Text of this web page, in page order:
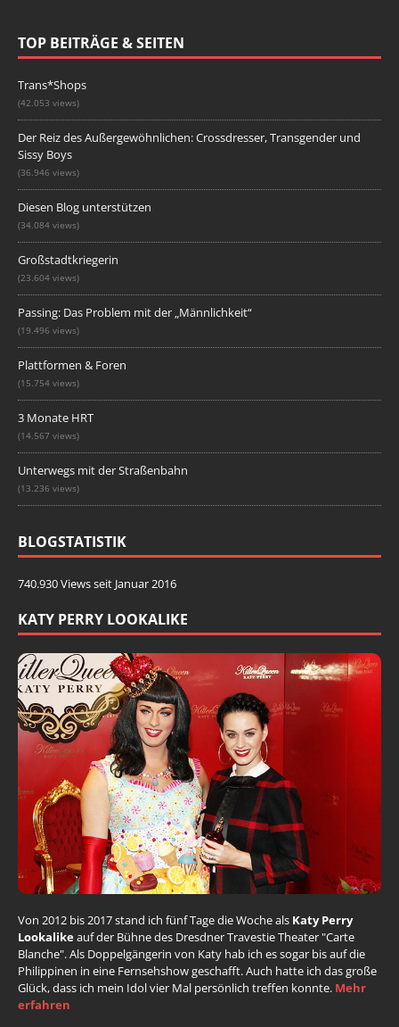
TOP BEITRÄGE & SEITEN
Trans*Shops
(42.053 views)
Der Reiz des Außergewöhnlichen: Crossdresser, Transgender und
Sissy Boys
(36.946 views)
Diesen Blog unterstützen
(34.084 views)
Großstadtkriegerin
(23.604 views)
Passing: Das Problem mit der „Männlichkeit“
(19.496 views)
Plattformen & Foren
(15.754 views)
3 Monate HRT
(14.567 views)
Unterwegs mit der Straßenbahn
(13.236 views)
BLOGSTATISTIK
740.930 Views seit Januar 2016
KATY PERRY LOOKALIKE
Von 2012 bis 2017 stand ich fünf Tage die Woche als Katy Perry
Lookalikeauf der Bühne des Dresdner Travestie Theater "Carte
Blanche". Als Doppelgängerin von Katy hab ich es sogar bis auf die
Philippinen in eine Fernsehshow geschafft. Auch hatte ich das große
Glück, dass ich mein Idol vier Mal persönlich treffen konnte. Mehr
erfahren